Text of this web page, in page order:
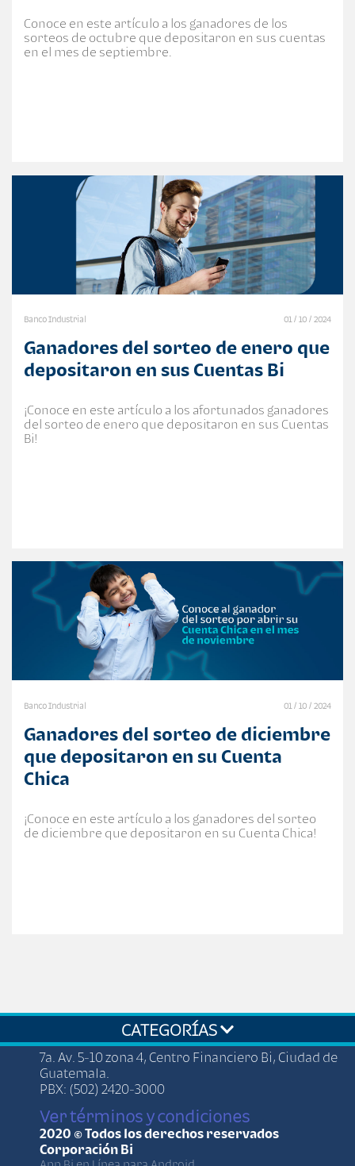
Conoce en este artículo a los ganadores de los
sorteos de octubre que depositaron en sus cuentas
en el mes de septiembre.
Banco Industrial 01 / 10 / 2024
Ganadores del sorteo de enero que
depositaron en sus Cuentas Bi
¡Conoce en este artículo a los afortunados ganadores
del sorteo de enero que depositaron en sus Cuentas
Bi!
Banco Industrial 01 / 10 / 2024
Ganadores del sorteo de diciembre
que depositaron en su Cuenta
Chica
¡Conoce en este artículo a los ganadores del sorteo
de diciembre que depositaron en su Cuenta Chica!
CATEGORÍAS
7a. Av. 5-10 zona 4, Centro Financiero Bi, Ciudad de
Guatemala.
PBX: (502) 2420-3000
Ver términos y condiciones
2020 © Todos los derechos reservados
Corporación Bi